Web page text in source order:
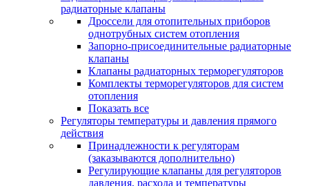
радиаторные клапаны
Дроссели для отопительных приборов
однотрубных систем отопления
Запорно-присоединительные радиаторные
клапаны
Клапаны радиаторных терморегуляторов
Комплекты терморегуляторов для систем
отопления
Показать все
Регуляторы температуры и давления прямого
действия
Принадлежности к регуляторам
(заказываются дополнительно)
Регулирующие клапаны для регуляторов
давления, расхода и температуры